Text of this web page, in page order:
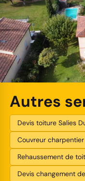
Autres
Devis toiture Salies
Couvreur
Rehaussement de
Devis changement